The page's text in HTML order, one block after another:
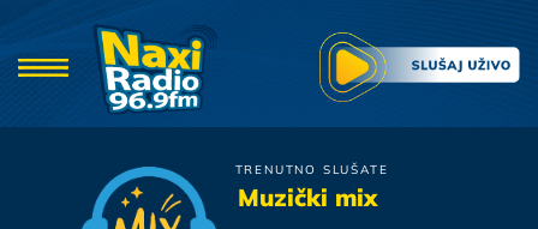
TRENUTNO SLUŠATE
Muzički mixBojan Marovic